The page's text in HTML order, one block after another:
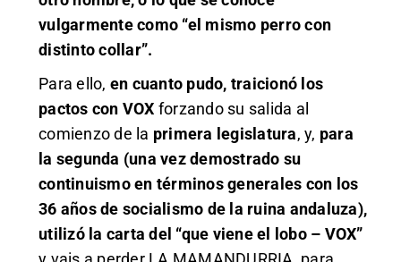
vulgarmente como “el mismo perro con
distinto collar”.
Para ello, en cuanto pudo, traicionó los
pactos con VOX forzando su salida al
comienzo de la primera legislatura, y, para
la segunda (una vez demostrado su
continuismo en términos generales con los
36 años de socialismo de la ruina andaluza),
utilizó la carta del “que viene el lobo – VOX”